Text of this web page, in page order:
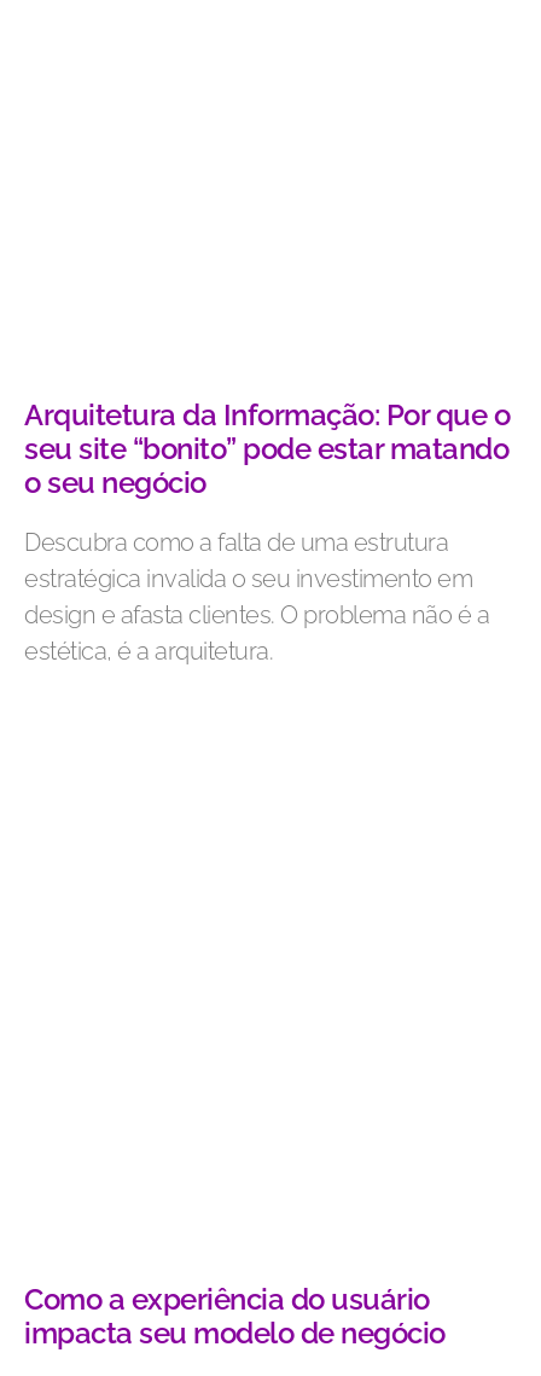
Arquitetura da Informação: Por que o
seu site “bonito” pode estar matando
o seu negócio
Descubra como a falta de uma estrutura
estratégica invalida o seu investimento em
design e afasta clientes. O problema não é a
estética, é a arquitetura.
Como a experiência do usuário
impacta seu modelo de negócio